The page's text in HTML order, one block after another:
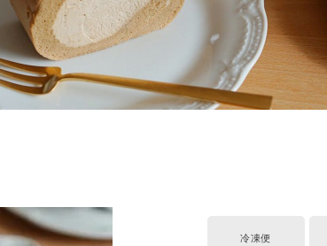
冷凍便